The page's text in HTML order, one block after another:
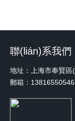
聯(lián)系我們
郵箱：